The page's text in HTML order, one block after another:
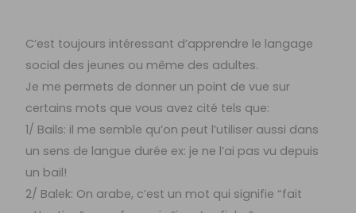
C’est toujours intéressant d’apprendre le langage
social des jeunes ou même des adultes.
Je me permets de donner un point de vue sur
certains mots que vous avez cité tels que:
1/ Bails: il me semble qu’on peut l’utiliser aussi dans
un sens de langue durée ex: je ne l’ai pas vu depuis
un bail!
2/ Balek: On arabe, c’est un mot qui signifie “fait